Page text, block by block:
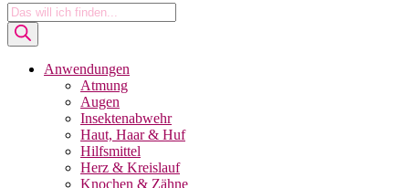
Products
search
Anwendungen
Atmung
Augen
Insektenabwehr
Haut, Haar & Huf
Hilfsmittel
Herz & Kreislauf
Knochen & Zähne